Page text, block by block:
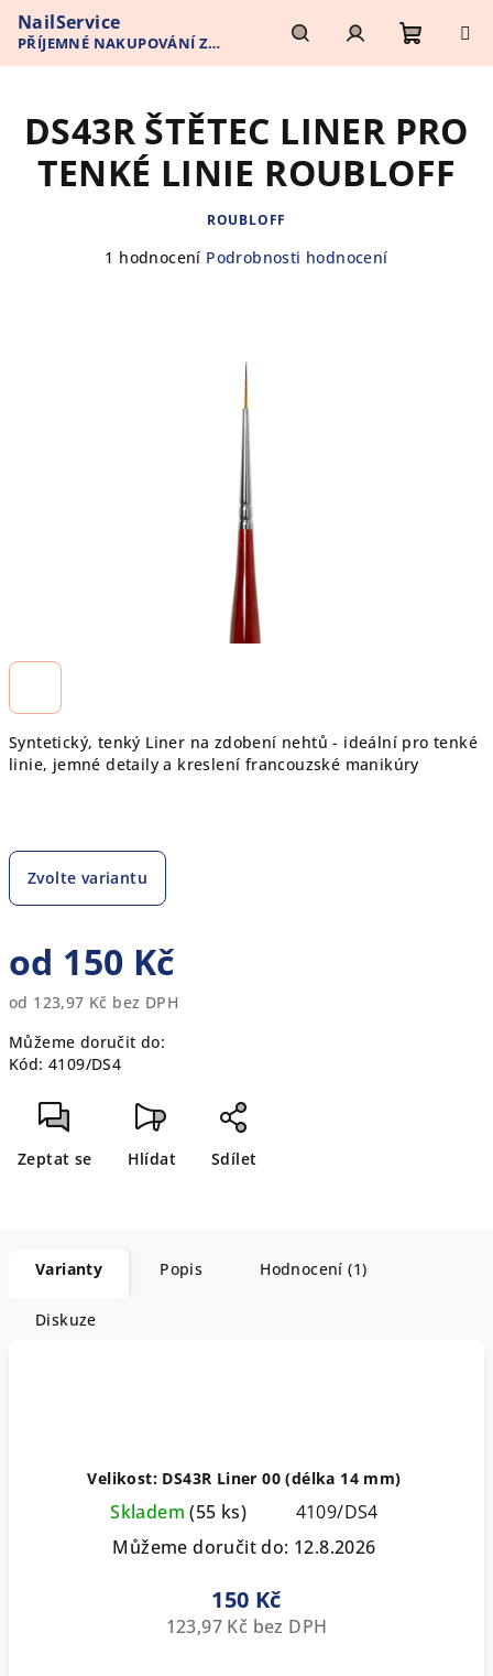
obsah
NailService
PŘÍJEMNÉ NAKUPOVÁNÍ Z
POHODLÍ VAŠEHO DOMOVA
HledatPřihlášení
košík
Syntetický, tenký Liner na zdobení nehtů - ideální pro tenké
linie, jemné detaily a kreslení francouzské manikúry
Zvolte variantu
od 150 Kč
od 123,97 Kč bez DPH
cena:
Můžeme doručit do:
Kód: 4109/DS4
Zeptat se Hlídat Sdílet
DS43R ŠTĚTEC LINER PRO
TENKÉ LINIE ROUBLOFF
ROUBLOFF
Průměrné
1 hodnocení Podrobnosti hodnocení
Varianty Popis Hodnocení (1)
Diskuze
Velikost: DS43R Liner 00 (délka 14 mm)
Skladem(55 ks)
4109/DS4
Můžeme doručit do: 12.8.2026
150 Kč
123,97 Kč bez DPH